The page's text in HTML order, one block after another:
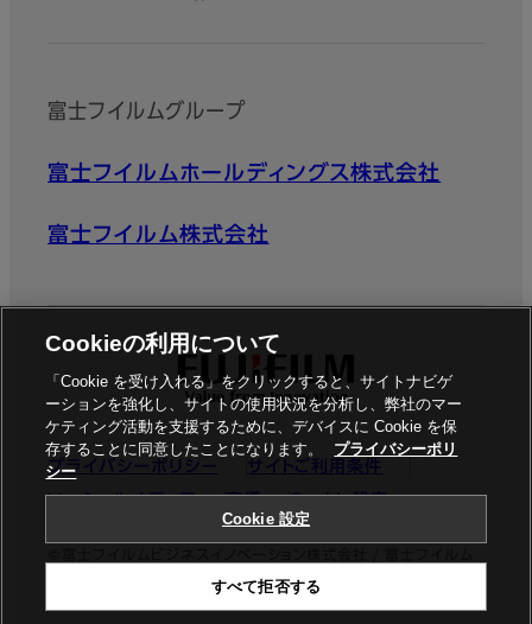
富士フイルムグループ
富士フイルムホールディングス株式会社
富士フイルム株式会社
プライバシーポリシー
サイトご利用条件
ソーシャルメディア
商標 Cookie設定
ビジネスイノベーションジャパン株式会社
Cookieの利用について
「Cookie を受け入れる」をクリックすると、サイトナビゲ
ーションを強化し、サイトの使用状況を分析し、弊社のマー
ケティング活動を支援するために、デバイスに Cookie を保
存することに同意したことになります。
プライバシーポリ
シー
Cookie 設定
すべて拒否する